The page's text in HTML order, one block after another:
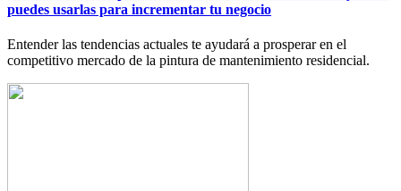
puedes usarlas para incrementar tu negocio
Entender las tendencias actuales te ayudará a prosperar en el
competitivo mercado de la pintura de mantenimiento residencial.